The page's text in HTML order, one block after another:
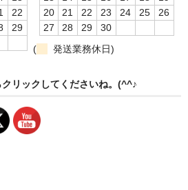
22
29
20
21 22 23 24 25
26
27
28 29
30
(
発送業務休日)
リックしてくださいね。(^^♪